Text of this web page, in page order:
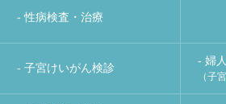
- 性病検査・治療
- 子宮けいがん検診
- 婦
（子